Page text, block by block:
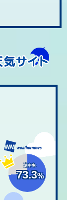
適中率
73.3%